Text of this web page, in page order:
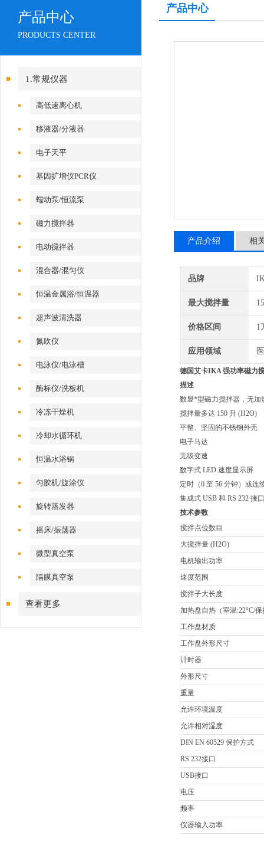
产品中心
PRODUCTS CENTER
1.常规仪器
高低速离心机
移液器/分液器
电子天平
基因扩增仪PCR仪
蠕动泵/恒流泵
磁力搅拌器
电动搅拌器
混合器/混匀仪
恒温金属浴/恒温器
超声波清洗器
氮吹仪
电泳仪/电泳槽
酶标仪/洗板机
冷冻干燥机
冷却水循环机
恒温水浴锅
匀胶机/旋涂仪
旋转蒸发器
摇床/振荡器
微型真空泵
隔膜真空泵
查看更多
产品中心
产品介绍 相
品牌
最大搅拌量
价格区间 1
应用领域
德国艾卡IKA 强功率磁力
描述
数显*型磁力搅拌器，无加
搅拌量多达 150 升 (H2O)
平整、坚固的不锈钢外壳
电子马达
无级变速
数字式 LED 速度显示屏
定时（0 至 56 分钟）或连
集成式 USB 和 RS 232 接口
技术参数
搅拌点位数目
大搅拌量 (H2O)
电机输出功率
速度范围
搅拌子大长度
加热盘自热（室温:22°C/
工作盘材质
工作盘外形尺寸
计时器
外形尺寸
重量
允许环境温度
允许相对湿度
DIN EN 60529 保护方式
RS 232接口
USB接口
电压
频率
仪器输入功率